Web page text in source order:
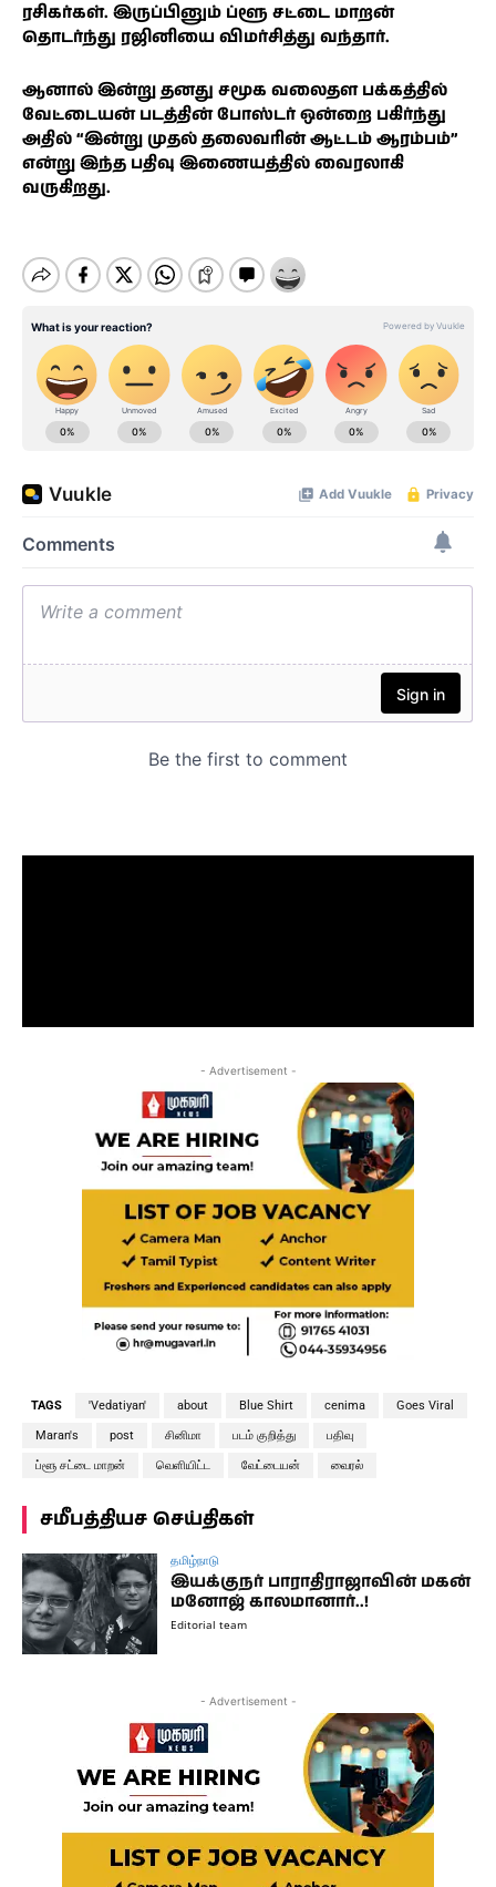
ரசிகர்கள். இருப்பினும் ப்ளூ சட்டை மாறன்
தொடர்ந்து ரஜினியை விமர்சித்து வந்தார்.
ஆனால் இன்று தனது சமூக வலைதள பக்கத்தில்
வேட்டையன் படத்தின் போஸ்டர் ஒன்றை பகிர்ந்து
அதில் “இன்று முதல் தலைவரின் ஆட்டம் ஆரம்பம்”
என்று இந்த பதிவு இணையத்தில் வைரலாகி
வருகிறது.
- Advertisement -
TAGS 'Vedatiyan' about Blue Shirt cenima Goes Viral
Maran's post சினிமா படம் குறித்து பதிவு
ப்ளூ சட்டை மாறன் வெளியிட்ட வேட்டையன் வைரல்
சமீபத்தியச செய்திகள்
தமிழ்நாடு
இயக்குநர் பாராதிராஜாவின் மகன்
மனோஜ் காலமானார்..!
Editorial team
- Advertisement -